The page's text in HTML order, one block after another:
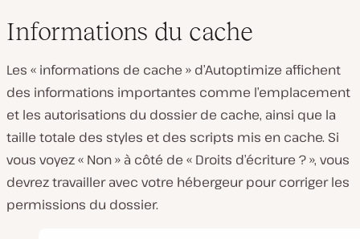
Informations du cache
Les « informations de cache » d’Autoptimize affichent
des informations importantes comme l’emplacement
et les autorisations du dossier de cache, ainsi que la
taille totale des styles et des scripts mis en cache. Si
vous voyez « Non » à côté de « Droits d’écriture ? », vous
devrez travailler avec votre hébergeur pour corriger les
permissions du dossier.